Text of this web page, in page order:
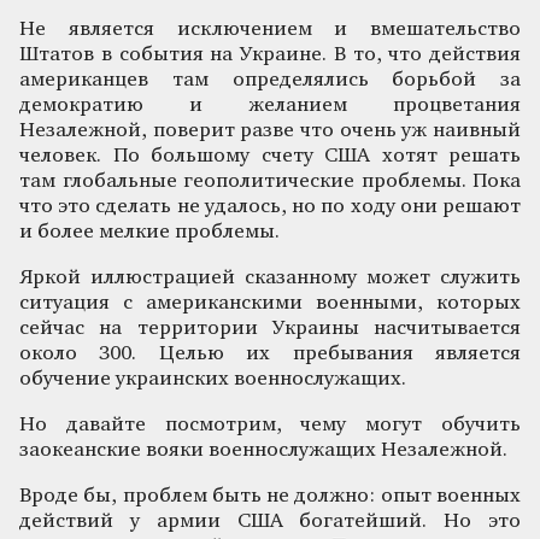
Не является исключением и вмешательство
Штатов в события на Украине. В то, что действия
американцев там определялись борьбой за
демократию и желанием процветания
Незалежной, поверит разве что очень уж наивный
человек. По большому счету США хотят решать
там глобальные геополитические проблемы. Пока
что это сделать не удалось, но по ходу они решают
и более мелкие проблемы.
Яркой иллюстрацией сказанному может служить
ситуация с американскими военными, которых
сейчас на территории Украины насчитывается
около 300. Целью их пребывания является
обучение украинских военнослужащих.
Но давайте посмотрим, чему могут обучить
заокеанские вояки военнослужащих Незалежной.
Вроде бы, проблем быть не должно: опыт военных
действий у армии США богатейший. Но это